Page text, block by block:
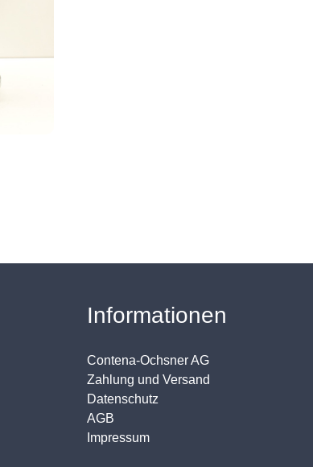
Informationen
Contena-Ochsner AG
Zahlung und Versand
Datenschutz
AGB
Impressum